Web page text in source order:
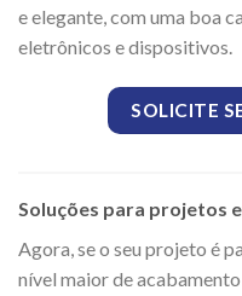
e elegante, com uma boa
eletrônicos e dispositivos.
SOLICITE
Soluções para projetos
Agora, se o seu projeto é
nível maior de